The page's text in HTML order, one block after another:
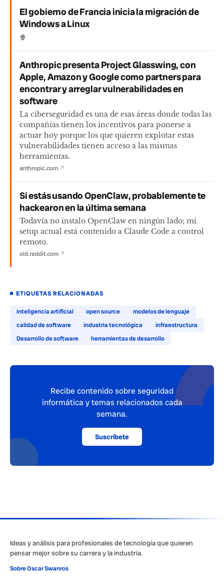
El gobierno de Francia inicia la migración de
Windows a Linux
🍿
Anthropic presenta Project Glasswing, con
Apple, Amazon y Google como partners para
encontrar y arreglar vulnerabilidades en
software
La ciberseguridad es una de esas áreas donde todas las
compañías tienen los incentivos para ponerse a
actuar hoy porque los que quieren explotar estas
vulnerabilidades tienen acceso a las mismas
herramientas.
anthropic.com ↗
Si estás usando OpenClaw, probablemente te
hackearon en la última semana
Todavía no instalo OpenClaw en ningún lado; mi
setup actual está contenido a Claude Code a control
remoto.
old.reddit.com ↗
ETIQUETAS RELACIONADAS
inteligencia artificial open source
modelos de lenguaje
calidad de software
industria tecnológica
infraestructura
Desarrollo de software
herramientas de desarrollo
Recibe contenido sobre seguridad
informática y temas relacionados cada
semana.
Suscríbete
Ideas y análisis para profesionales de tecnología que quieren
pensar mejor sobre su carrera y la industria.
Sobre Oscar Swanros